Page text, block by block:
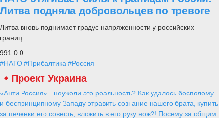
Литва подняла добровольцев по тревоге
Литва вновь поднимает градус напряженности у российских
границ.
991 0 0
#НАТО #Прибалтика #Россия
Проект Украина
«Анти Россия» - неужели это реальность? Как удалось бесполому
и беспринципному Западу отравить сознание нашего брата, купить
за печенки его совесть, вложить в его руку нож?! Посему за общим